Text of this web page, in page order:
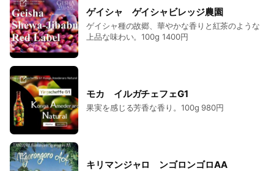
ゲイシャ ゲイシャビレッジ農園
ゲイシャ種の故郷、華やかな香りと紅茶のような
上品な味わい。100g 1400円
モカ イルガチェフェG1
果実を感じる芳香な香り。100g 980円
キリマンジャロ ンゴロンゴロAA